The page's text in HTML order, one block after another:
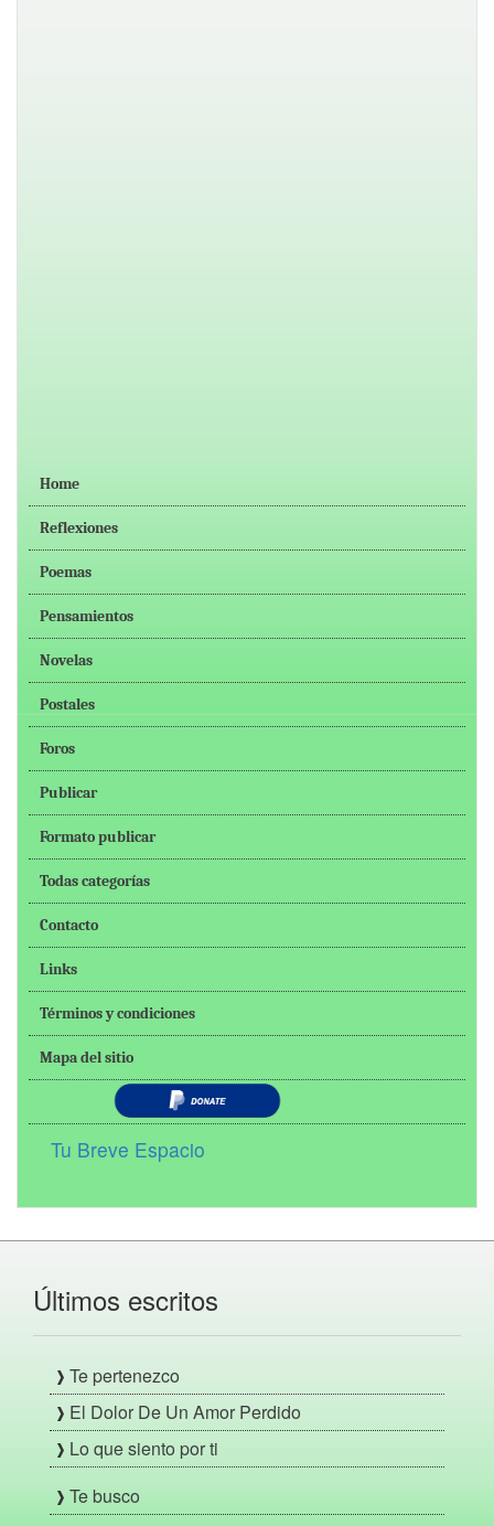
Home
Reflexiones
Poemas
Pensamientos
Novelas
Postales
Foros
Publicar
Formato publicar
Todas categorías
Contacto
Links
Términos y condiciones
Mapa del sitio
Tu Breve Espacio
Últimos escritos
Te pertenezco
El Dolor De Un Amor Perdido
Lo que siento por ti
Te busco